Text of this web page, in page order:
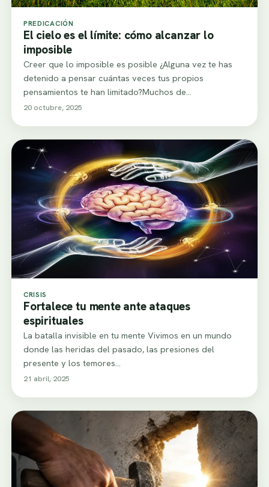
PREDICACIÓN
El cielo es el límite: cómo alcanzar lo
imposible
Creer que lo imposible es posible ¿Alguna vez te has
detenido a pensar cuántas veces tus propios
pensamientos te han limitado?Muchos de…
20 octubre, 2025
CRISIS
Fortalece tu mente ante ataques
espirituales
La batalla invisible en tu mente Vivimos en un mundo
donde las heridas del pasado, las presiones del
presente y los temores…
21 abril, 2025